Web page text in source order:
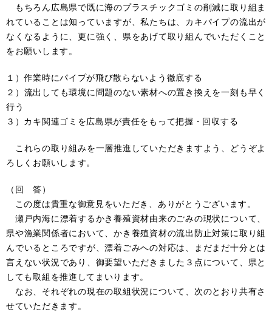
もちろん広島県で既に海のプラスチックゴミの削減に取り組ま
れていることは知っていますが、私たちは、カキパイプの流出が
なくなるように、更に強く、県をあげて取り組んでいただくこと
をお願いします。
１）作業時にパイプが飛び散らないよう徹底する
２）流出しても環境に問題のない素材への置き換えを一刻も早く
行う
３）カキ関連ゴミを広島県が責任をもって把握・回収する
これらの取り組みを一層推進していただきますよう、どうぞよ
ろしくお願いします。
（回 答）
この度は貴重な御意見をいただき、ありがとうございます。
瀬戸内海に漂着するかき養殖資材由来のごみの現状について、
県や漁業関係者において、かき養殖資材の流出防止対策に取り組
んでいるところですが、漂着ごみへの対応は、まだまだ十分とは
言えない状況であり、御要望いただきました３点について、県と
しても取組を推進してまいります。
なお、それぞれの現在の取組状況について、次のとおり共有さ
せていただきます。